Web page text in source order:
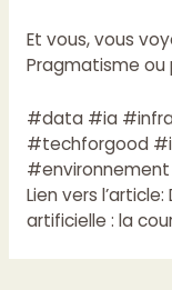
Et vous, vous
Pragmatisme ou
#data #ia
#techforgood
#environnement
Lien vers l’article:
artificielle : la